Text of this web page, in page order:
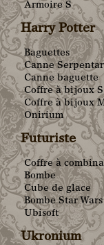
Armoire S
Harry Potter
Baguettes
Canne
Canne baguette
Coffre à bijoux S
Coffre à bijoux
Onirium
Futuriste
Coffre à
Bombe
Cube de glace
Bombe Star Wars
Ubisoft
Ukronium